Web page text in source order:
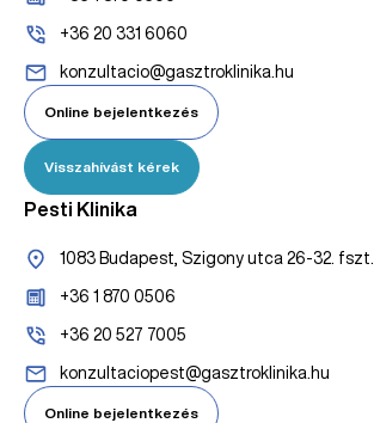
+36 20 331 6060
konzultacio@gasztroklinika.hu
Online bejelentkezés
Visszahívást kérek
Pesti Klinika
1083 Budapest, Szigony utca 26-32. fszt.
+36 1 870 0506
+36 20 527 7005
konzultaciopest@gasztroklinika.hu
Online bejelentkezés